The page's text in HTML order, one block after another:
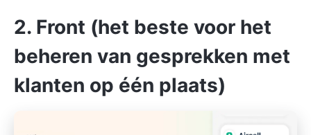
2. Front (het beste voor het
beheren van gesprekken met
klanten op één plaats)